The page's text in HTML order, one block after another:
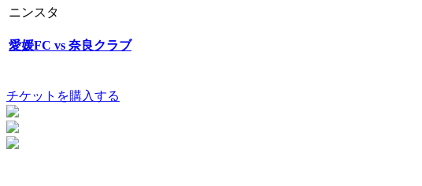
ニンスタ
愛媛FC vs 奈良クラブ
チケットを購入する